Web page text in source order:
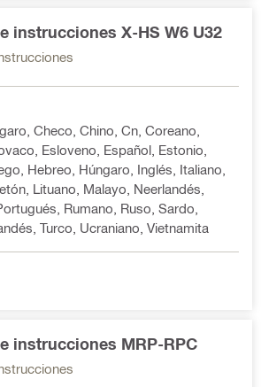
instrucciones X-HS W6 U32
Checo, Chino, Cn, Coreano,
Esloveno, Español, Estonio,
Hebreo, Húngaro, Inglés, Italiano,
Lituano, Malayo, Neerlandés,
Rumano, Ruso, Sardo,
Turco, Ucraniano, Vietnamita
instrucciones MRP-RPC